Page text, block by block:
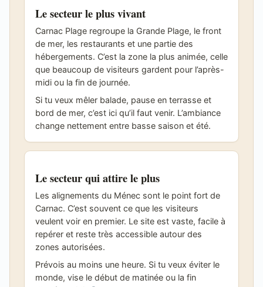
Le secteur le plus vivant
Carnac Plage regroupe la Grande Plage, le front
de mer, les restaurants et une partie des
hébergements. C’est la zone la plus animée, celle
que beaucoup de visiteurs gardent pour l’après-
midi ou la fin de journée.
Si tu veux mêler balade, pause en terrasse et
bord de mer, c’est ici qu’il faut venir. L’ambiance
change nettement entre basse saison et été.
Le secteur qui attire le plus
Les alignements du Ménec sont le point fort de
Carnac. C’est souvent ce que les visiteurs
veulent voir en premier. Le site est vaste, facile à
repérer et reste très accessible autour des
zones autorisées.
Prévois au moins une heure. Si tu veux éviter le
monde, vise le début de matinée ou la fin